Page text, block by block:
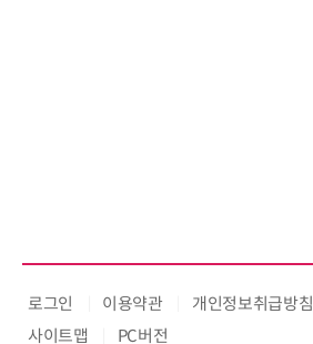
로그인 이용약관 개인정보취급방침
사이트맵
PC버전